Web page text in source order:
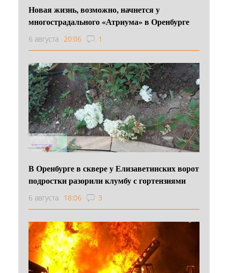
Новая жизнь, возможно, начнется у
многострадального «Атриума» в Оренбурге
6 августа 20:06 1
В Оренбурге в сквере у Елизаветинских ворот
подростки разорили клумбу с гортензиями
6 августа 18:06 3